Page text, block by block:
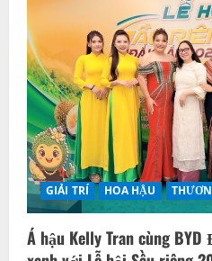
GIẢI TRÍ HOA HẬU
Á hậu Kelly Tran cùng